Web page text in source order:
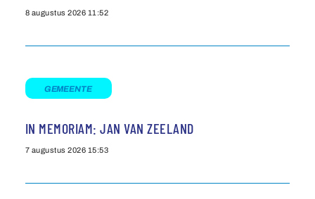
8 augustus 2026 11:52
GEMEENTE
IN MEMORIAM: JAN VAN ZEELAND
7 augustus 2026 15:53